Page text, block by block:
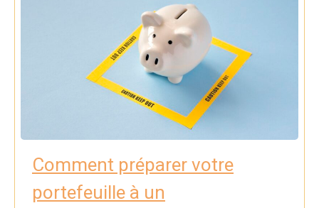
Comment préparer votre
portefeuille à un